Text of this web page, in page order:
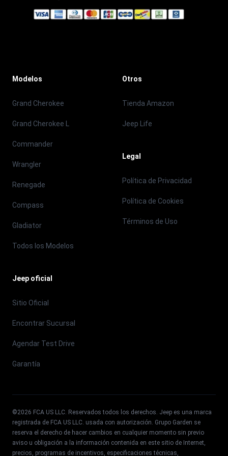
Modelos
Grand Cherokee
Grand Cherokee L
Commander
Wrangler
Renegade
Compass
Gladiator
Todos los Modelos
Jeep oficial
Sitio Oficial
Encontrar Sucursal
Agendar Test Drive
Garantía
Otros
Tienda Amazon
Jeep Life
Legal
Política de Privacidad
Política de Cookies
Términos de Uso
©2026 FCA US LLC. Reservados todos los derechos. Jeep es una marca
registrada de FCA US LLC. usada con autorización. Grupo Garden se
reserva el derecho de hacer cambios en cualquier momento sin previo
aviso u obligación a la información contenida en este sitio de Internet,
precios, programas de incentivos, especificaciones técnicas,